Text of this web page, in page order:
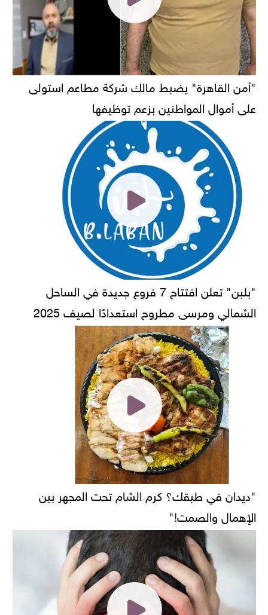
"أمن القاهرة" يضبط مالك شركة مطاعم استولى
على أموال المواطنين بزعم توظيفها
"بلبن" تعلن افتتاح 7 فروع جديدة في الساحل
الشمالي ومرسى مطروح استعدادًا لصيف 2025
"ديدان في طبقك؟ كرم الشام تحت المجهر بين
الإهمال والصمت!"